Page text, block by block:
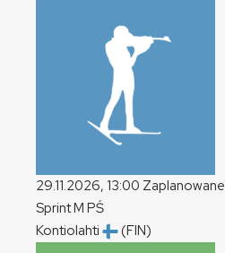
29.11.2026, 13:00 Zaplanowane
SprintM PŚ
Kontiolahti
(FIN)